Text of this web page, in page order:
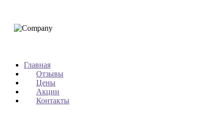
Главная
Отзывы
Цены
Акции
Контакты